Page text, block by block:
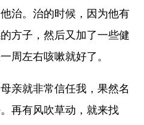
治。治的时候，因为他有
方子，然后又加了一些健
周左右咳嗽就好了。
亲就非常信任我，果然名
再有风吹草动，就来找